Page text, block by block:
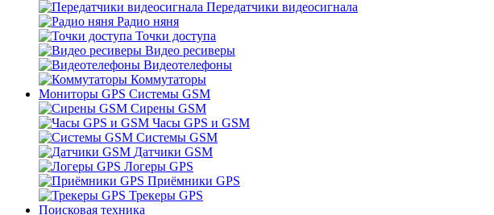
Передатчики видеосигнала
Радио няня
Точки доступа
Видео ресиверы
Видеотелефоны
Коммутаторы
Мониторы GPS Системы GSM
Сирены GSM
Часы GPS и GSM
Системы GSM
Датчики GSM
Логеры GPS
Приёмники GPS
Трекеры GPS
Поисковая техника